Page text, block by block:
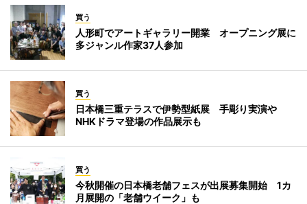
買う
人形町でアートギャラリー開業 オープニング展に
多ジャンル作家37人参加
買う
日本橋三重テラスで伊勢型紙展 手彫り実演や
NHKドラマ登場の作品展示も
買う
今秋開催の日本橋老舗フェスが出展募集開始 1カ
月展開の「老舗ウイーク」も